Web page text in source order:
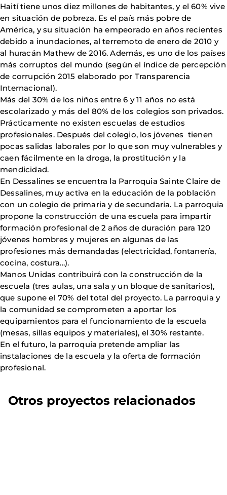
Haití tiene unos diez millones de habitantes, y el 60% vive
en situación de pobreza. Es el país más pobre de
América, y su situación ha empeorado en años recientes
debido a inundaciones, al terremoto de enero de 2010 y
al huracán Mathew de 2016. Además, es uno de los países
más corruptos del mundo (según el índice de percepción
de corrupción 2015 elaborado por Transparencia
Internacional).
Más del 30% de los niños entre 6 y 11 años no está
escolarizado y más del 80% de los colegios son privados.
Prácticamente no existen escuelas de estudios
profesionales. Después del colegio, los jóvenes tienen
pocas salidas laborales por lo que son muy vulnerables y
caen fácilmente en la droga, la prostitución y la
mendicidad.
En Dessalines se encuentra la Parroquia Sainte Claire de
Dessalines, muy activa en la educación de la población
con un colegio de primaria y de secundaria. La parroquia
propone la construcción de una escuela para impartir
formación profesional de 2 años de duración para 120
jóvenes hombres y mujeres en algunas de las
profesiones más demandadas (electricidad, fontanería,
cocina, costura…).
Manos Unidas contribuirá con la construcción de la
escuela (tres aulas, una sala y un bloque de sanitarios),
que supone el 70% del total del proyecto. La parroquia y
la comunidad se comprometen a aportar los
equipamientos para el funcionamiento de la escuela
(mesas, sillas equipos y materiales), el 30% restante.
En el futuro, la parroquia pretende ampliar las
instalaciones de la escuela y la oferta de formación
profesional.
Otros proyectos relacionados